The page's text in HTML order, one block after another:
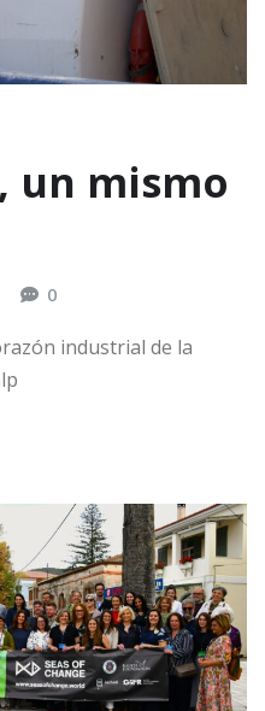
un mismo
0
industrial de la